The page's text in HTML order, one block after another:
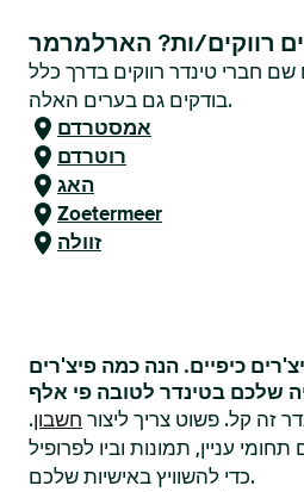
רווקים/ות? הארלמרמר
חברי טינדר רווקים בדרך כלל
בודקים גם בערים האלה.
אמסטרדם
רוטרדם
האג
Zoetermeer
זוולה
כיפיים. הנה כמה פיצ'רים
זה קל. פשוט צריך ליצור חשבון.
עניין, תמונות וביו לפרופיל
כדי להשוויץ באישיות שלכם.